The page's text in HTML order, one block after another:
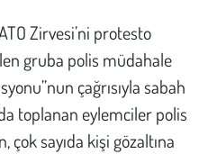
Zirvesi’ni protesto
gruba polis müdahale
çağrısıyla sabah
toplanan eylemciler polis
çok sayıda kişi gözaltına